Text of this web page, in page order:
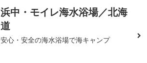
浜中・モイレ海水浴場／北海
道
安心・安全の海水浴場で海キャンプ